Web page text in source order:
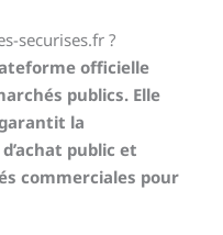
securises.fr ?
officielle
publics. Elle
la
public et
commerciales pour